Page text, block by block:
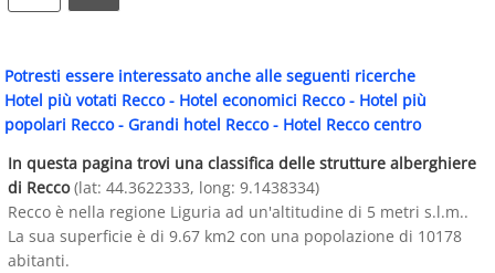
Potresti essere interessato anche alle seguenti ricerche
Hotel più votati Recco- Hotel economici Recco- Hotel più
popolari Recco- Grandi hotel Recco- Hotel Recco centro
In questa pagina trovi una classifica delle strutture alberghiere
di Recco(lat: 44.3622333, long: 9.1438334)
Recco è nella regione Liguria ad un'altitudine di 5 metri s.l.m..
La sua superficie è di 9.67 km2 con una popolazione di 10178
abitanti.